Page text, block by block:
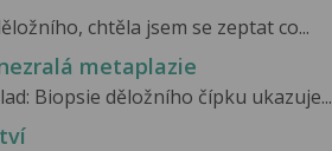
chtěla jsem se zeptat co...
metaplazie
Biopsie děložního čípku ukazuje...